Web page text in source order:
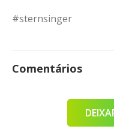
#sternsinger
Comentários